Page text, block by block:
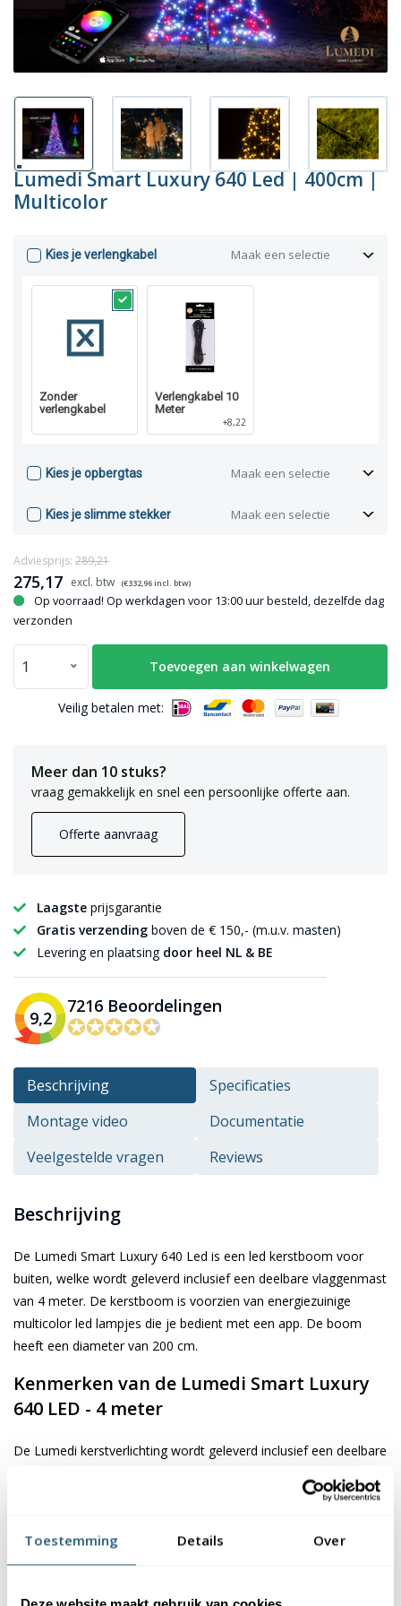
Toestemming Details Over
Lumedi Smart Luxury 640 Led | 400cm |
Multicolor
Kies je verlengkabel Maak een selectie
Zonder
verlengkabel
Verlengkabel 10
Meter
+8,22
Kies je opbergtas Maak een selectie
Kies je slimme stekker Maak een selectie
275,17 (€332,96incl. btw)
Adviesprijs: 289,21
Op voorraad! Op werkdagen voor 13:00 uur besteld, dezelfde dag
verzonden
Toevoegen aan winkelwagen
Veilig betalen met:
Meer dan 10 stuks?
vraag gemakkelijk en snel een persoonlijke offerte aan.
Offerte aanvraag
Laagste prijsgarantie
Gratis verzending boven de € 150,- (m.u.v. masten)
Levering en plaatsing door heel NL & BE
9,2
7216 Beoordelingen
✪✪✪✪✪
✪✪✪✪✪
Beschrijving
Specificaties
Montage video
Documentatie
Veelgestelde vragen
Reviews
Beschrijving
De Lumedi Smart Luxury 640 Led is een led kerstboom voor
buiten, welke wordt geleverd inclusief een deelbare vlaggenmast
van 4 meter. De kerstboom is voorzien van energiezuinige
multicolor led lampjes die je bedient met een app. De boom
heeft een diameter van 200 cm.
Kenmerken van de Lumedi Smart Luxury
640 LED - 4 meter
De Lumedi kerstverlichting wordt geleverd inclusief een deelbare
ledverlichting kun zelf de juiste sfeer creëren, welke je bedient
640 LED is voorzien van een groot aantal unieke functies.
Hieronder vind je een overzicht van alle functies:
Te bedienen met een app